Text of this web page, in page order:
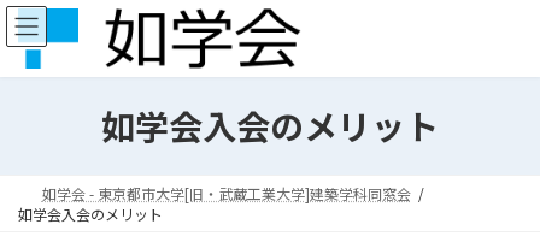
コ
ン
ン
ナ
ビ
ー
如学会入会のメリット
如学会 - 東京都市大学[旧・武蔵工業大学]建築学科同窓会
如学会入会のメリット